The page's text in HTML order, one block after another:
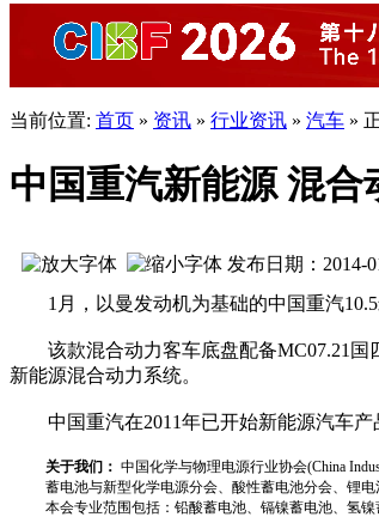
当前位置: 首页 » 资讯 » 行业资讯 » 汽车 »
中国重汽新能源 混
发布日期：2014-
1月，以曼发动机为基础的中国重汽10.5
该款混合动力客车底盘配备MC07.21国
新能源混合动力系统。
中国重汽在2011年已开始新能源汽车产
关于我们： 中国化学与物理电源行业协会(China
蓄电池与新型化学电源分会、酸性蓄电池分会、锂
本会专业范围包括：铅酸蓄电池、镉镍蓄电池、氢